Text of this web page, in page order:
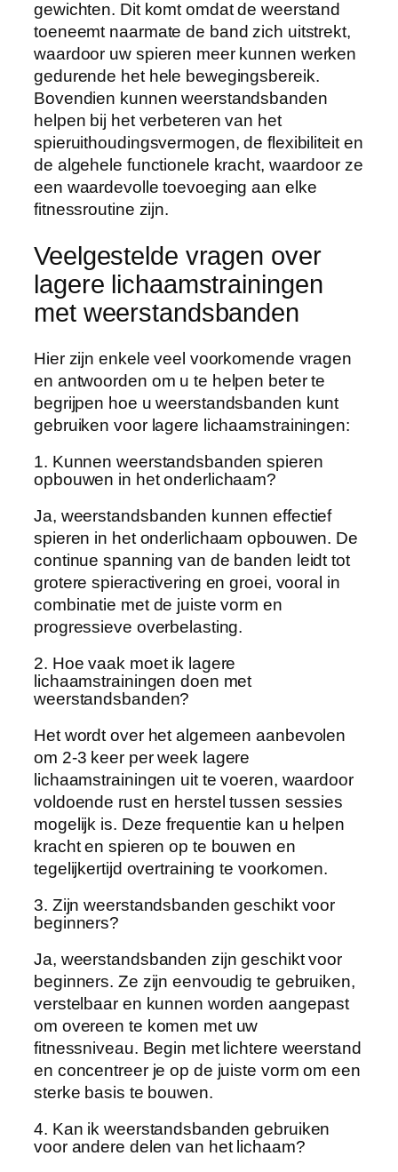
gewichten. Dit komt omdat de weerstand
toeneemt naarmate de band zich uitstrekt,
waardoor uw spieren meer kunnen werken
gedurende het hele bewegingsbereik.
Bovendien kunnen weerstandsbanden
helpen bij het verbeteren van het
spieruithoudingsvermogen, de flexibiliteit en
de algehele functionele kracht, waardoor ze
een waardevolle toevoeging aan elke
fitnessroutine zijn.
Veelgestelde vragen over
lagere lichaamstrainingen
met weerstandsbanden
Hier zijn enkele veel voorkomende vragen
en antwoorden om u te helpen beter te
begrijpen hoe u weerstandsbanden kunt
gebruiken voor lagere lichaamstrainingen:
1. Kunnen weerstandsbanden spieren
opbouwen in het onderlichaam?
Ja, weerstandsbanden kunnen effectief
spieren in het onderlichaam opbouwen. De
continue spanning van de banden leidt tot
grotere spieractivering en groei, vooral in
combinatie met de juiste vorm en
progressieve overbelasting.
2. Hoe vaak moet ik lagere
lichaamstrainingen doen met
weerstandsbanden?
Het wordt over het algemeen aanbevolen
om 2-3 keer per week lagere
lichaamstrainingen uit te voeren, waardoor
voldoende rust en herstel tussen sessies
mogelijk is. Deze frequentie kan u helpen
kracht en spieren op te bouwen en
tegelijkertijd overtraining te voorkomen.
3. Zijn weerstandsbanden geschikt voor
beginners?
Ja, weerstandsbanden zijn geschikt voor
beginners. Ze zijn eenvoudig te gebruiken,
verstelbaar en kunnen worden aangepast
om overeen te komen met uw
fitnessniveau. Begin met lichtere weerstand
en concentreer je op de juiste vorm om een
sterke basis te bouwen.
4. Kan ik weerstandsbanden gebruiken
voor andere delen van het lichaam?